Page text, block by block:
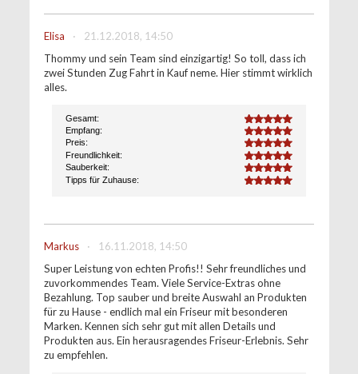
Elisa ·
21.12.2018, 14:50
Thommy und sein Team sind einzigartig! So toll, dass ich
zwei Stunden Zug Fahrt in Kauf neme. Hier stimmt wirklich
alles.
Gesamt: 5.0
Empfang: 5.0
Preis: 5.0
Freundlichkeit: 5.0
Sauberkeit: 5.0
Tipps für Zuhause: 5.0
Markus ·
16.11.2018, 14:50
Super Leistung von echten Profis!! Sehr freundliches und
zuvorkommendes Team. Viele Service-Extras ohne
Bezahlung. Top sauber und breite Auswahl an Produkten
für zu Hause - endlich mal ein Friseur mit besonderen
Marken. Kennen sich sehr gut mit allen Details und
Produkten aus. Ein herausragendes Friseur-Erlebnis. Sehr
zu empfehlen.